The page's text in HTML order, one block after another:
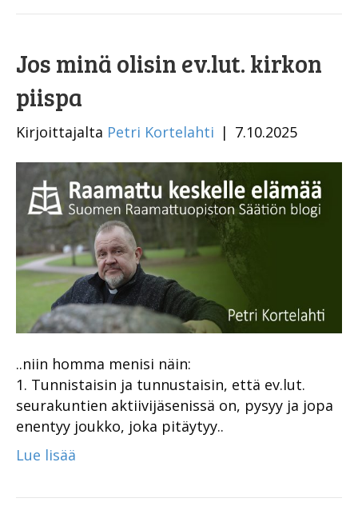
Jos minä olisin ev.lut. kirkon
piispa
Kirjoittajalta Petri Kortelahti | 7.10.2025
..niin homma menisi näin:
1. Tunnistaisin ja tunnustaisin, että ev.lut.
seurakuntien aktiivijäsenissä on, pysyy ja jopa
enentyy joukko, joka pitäytyy..
Lue lisää